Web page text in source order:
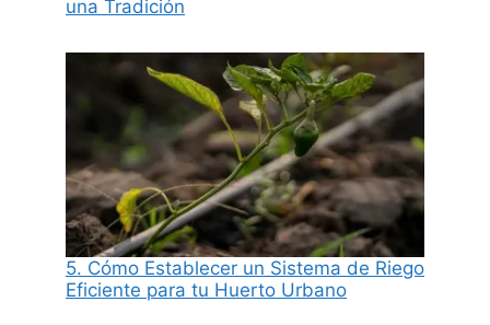
una Tradición
5. Cómo Establecer un Sistema de Riego
Eficiente para tu Huerto Urbano